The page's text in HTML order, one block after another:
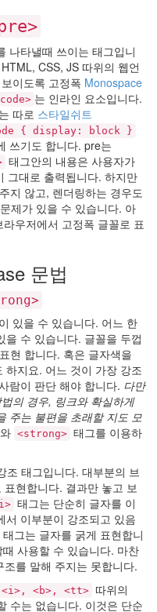
나타낼때 쓰이는 태그입니
CSS, JS 따위의 웹언
이도록 고정폭 Monospace
는 인라인 요소입니다.
따로 스타일쉬트
{ display: block }
쓰기도 합니다. pre는
태그안의 내용은 사용자가
그대로 출력됩니다. 하지만
지 않고, 렌더링하는 경우도
제가 있을 수 있습니다. 아
우저에서 고정폭 글꼴로 표
문법
있을 수 있습니다. 어느 한
을 수 있습니다. 글꼴을 두껍
현 합니다. 혹은 글자색을
하지요. 어느 것이 가장 강조
람이 판단 해야 합니다. 다만
의 경우, 링크와 확실하게
주는 불편을 초래할 지도 모
<strong> 태그를 이용하
조 태그입니다. 대부분의 브
현합니다. 결과만 놓고 보
태그는 단순히 글자를 이
서 이부분이 강조되고 있음
태그는 글자를 굵게 표현합니
사용할 수 있습니다. 마찬
를 말해 주지는 못합니다.
<i>, <b>, <tt> 따위의
수는 없습니다. 이것은 단순